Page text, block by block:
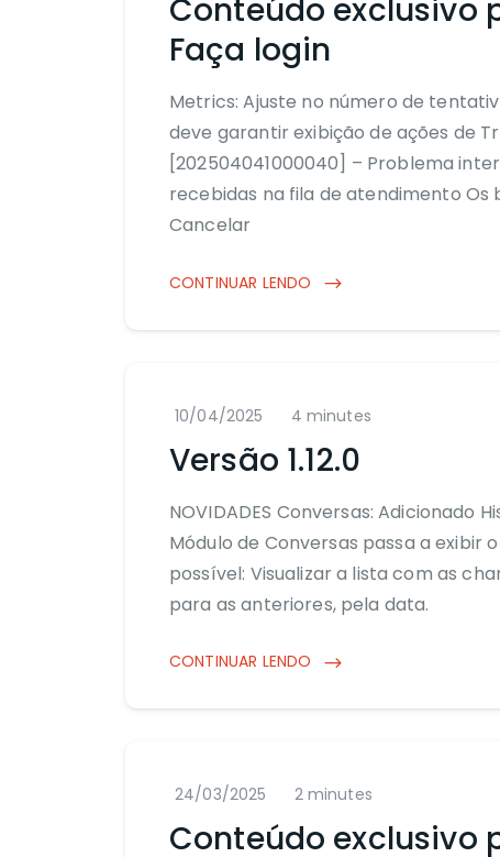
Conteúdo exclusivo
Faça login
Metrics: Ajuste no número de
deve garantir exibição de ações de
[202504041000040] – Problema
recebidas na fila de atendimento Os
Cancelar
CONTINUAR LENDO
10/04/2025 4 minutes
Versão 1.12.0
NOVIDADES Conversas: Adicionado
Módulo de Conversas passa a exibir
possível: Visualizar a lista com as
para as anteriores, pela data.
CONTINUAR LENDO
24/03/2025 2 minutes
Conteúdo exclusivo